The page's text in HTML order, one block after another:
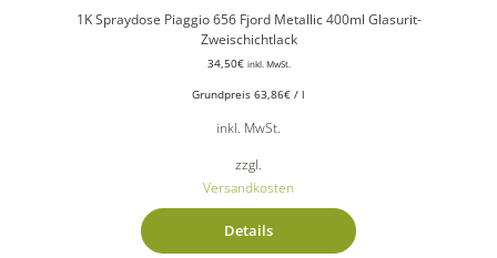
1K Spraydose Piaggio 656 Fjord Metallic 400ml Glasurit-
Zweischichtlack
34,50€ inkl. MwSt.
Grundpreis 63,86€ / l
inkl. MwSt.
zzgl.
Versandkosten
Details